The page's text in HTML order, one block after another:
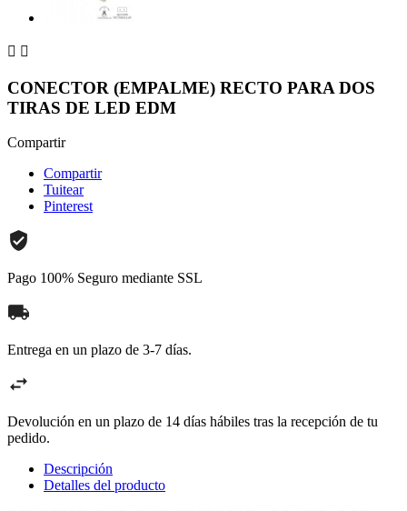
 
CONECTOR (EMPALME) RECTO PARA DOS
TIRAS DE LED EDM
Compartir
Compartir
Tuitear
Pinterest
Pago 100% Seguro mediante SSL
Entrega en un plazo de 3-7 días.
Devolución en un plazo de 14 días hábiles tras la recepción de tu
pedido.
Descripción
Detalles del producto